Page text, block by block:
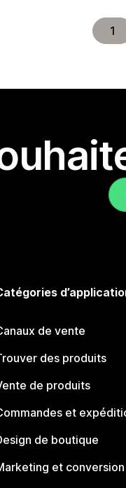
1
de vente
des produits
de produits
et
de boutique
et conversion